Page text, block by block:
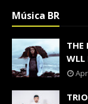
Música BR
THE
WLL